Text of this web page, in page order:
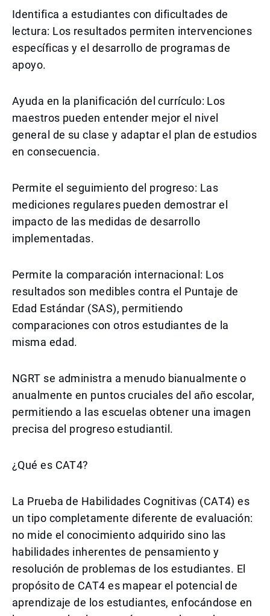
Identifica a estudiantes con dificultades de
lectura: Los resultados permiten intervenciones
específicas y el desarrollo de programas de
apoyo.
Ayuda en la planificación del currículo: Los
maestros pueden entender mejor el nivel
general de su clase y adaptar el plan de estudios
en consecuencia.
Permite el seguimiento del progreso: Las
mediciones regulares pueden demostrar el
impacto de las medidas de desarrollo
implementadas.
Permite la comparación internacional: Los
resultados son medibles contra el Puntaje de
Edad Estándar (SAS), permitiendo
comparaciones con otros estudiantes de la
misma edad.
NGRT se administra a menudo bianualmente o
anualmente en puntos cruciales del año escolar,
permitiendo a las escuelas obtener una imagen
precisa del progreso estudiantil.
¿Qué es CAT4?
La Prueba de Habilidades Cognitivas (CAT4) es
un tipo completamente diferente de evaluación:
no mide el conocimiento adquirido sino las
habilidades inherentes de pensamiento y
resolución de problemas de los estudiantes. El
propósito de CAT4 es mapear el potencial de
aprendizaje de los estudiantes, enfocándose en